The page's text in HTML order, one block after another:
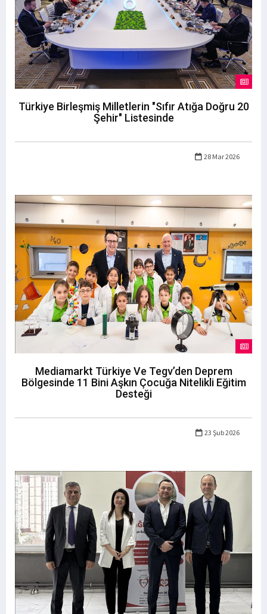
Türkiye Birleşmiş Milletlerin "Sıfır Atığa Doğru 20
Şehir" Listesinde
28 Mar 2026
Mediamarkt Türkiye Ve Tegv’den Deprem
Bölgesinde 11 Bini Aşkın Çocuğa Nitelikli Eğitim
Desteği
23 Şub 2026